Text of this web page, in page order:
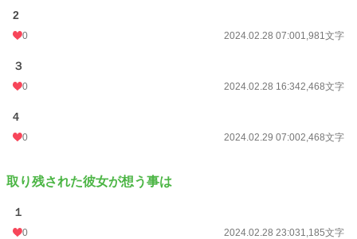
2
0 2024.02.28 07:001,981文字
３
0 2024.02.28 16:342,468文字
4
0 2024.02.29 07:002,468文字
取り残された彼女が想う事は
１
0 2024.02.28 23:031,185文字